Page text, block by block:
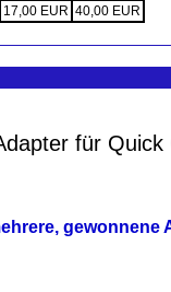
17,00 EUR 40,00 EUR
für